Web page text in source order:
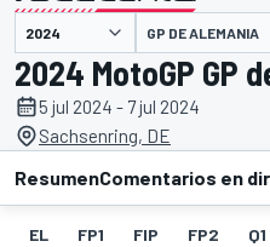
presentado por GP DE ALEMANIA
2024 MotoGP GP
5 jul 2024 - 7 jul 2024
Sachsenring, DE
ResumenComentarios en
EL FP1 FIP FP2 Q1